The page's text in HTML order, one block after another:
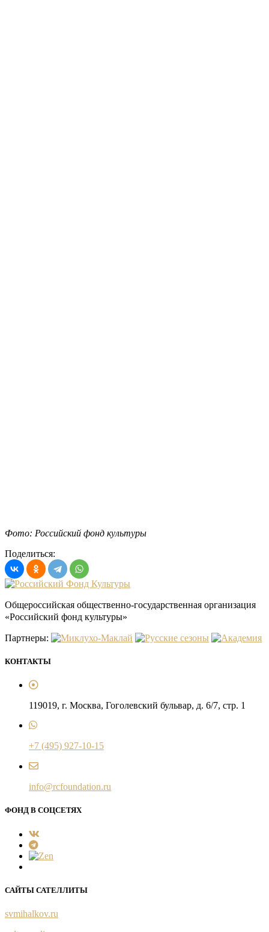
Фото: Российский фонд культуры
Поделиться:
Общероссийская общественно-государственная организация
«Российский фонд культуры»
Партнеры:
КОНТАКТЫ
119019, г. Москва, Гоголевский бульвар, д. 6/7, стр. 1
+7 (495) 927-10-15
info@rcfoundation.ru
ФОНД В СОЦСЕТЯХ
САЙТЫ САТЕЛЛИТЫ
svmihalkov.ru